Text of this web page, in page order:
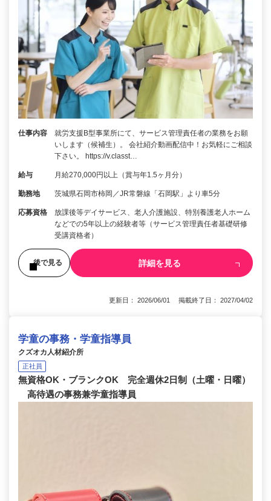
仕事内容
就労支援B型事業所にて、サービス管理責任者の業務をお願
いします（候補生）。 会社紹介動画配信中！お気軽にご相談
下さい。 https://v.classt…
給与 月給270,000円以上（賞与年1.5ヶ月分）
勤務地 茨城県石岡市柿岡／JR常磐線「石岡駅」より車5分
応募資格
放課後等デイサービス、老人介護施設、特別養護老人ホーム
などでの5年以上の経験者等（サービス管理責任者基礎研修
受講資格者）
後で見る 詳細を見る
更新日： 2026/06/01 掲載終了日： 2027/04/02
学童の事務・学童指導員
クズオカ人材紹介所
正社員
無資格OK・ブランクOK 完全週休2日制（土曜・日曜）
高待遇の事務兼学童指導員